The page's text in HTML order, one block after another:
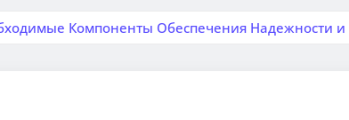
Компоненты Обеспечения Надежности